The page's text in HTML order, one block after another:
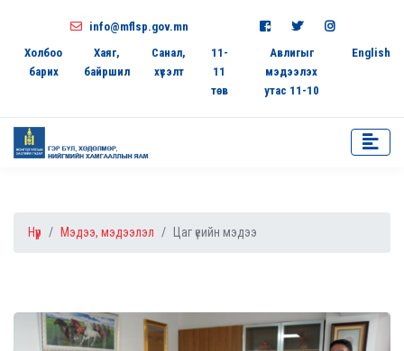
info@mflsp.gov.mn
Холбоо
барих
Хаяг,
байршил
Санал,
хүсэлт
11-
11
төв
Авлигыг
мэдээлэх
утас 11-10
English
Нүүр Мэдээ, мэдээлэл Цаг үеийн мэдээ